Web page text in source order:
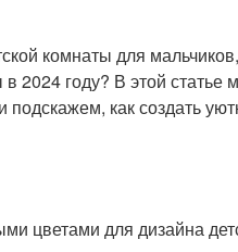
комнаты для
2024 году? В этой
подскажем, как создать
цветами для дизайна